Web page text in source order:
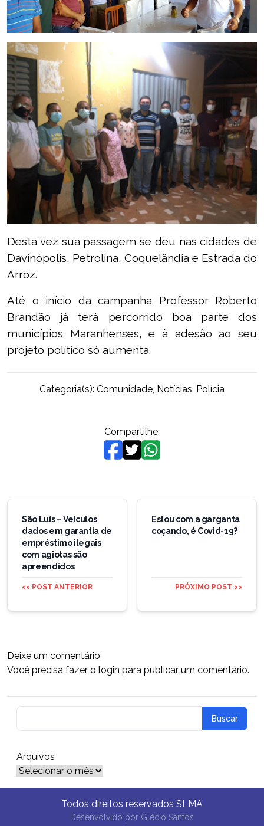
Desta vez sua passagem se deu nas cidades de
Davinópolis, Petrolina, Coquelândia e Estrada do
Arroz.
Até o início da campanha Professor Roberto
Brandão já terá percorrido boa parte dos
municípios Maranhenses, e à adesão ao seu
projeto político só aumenta.
Categoria(s): Comunidade, Notícias, Polícia
Compartilhe:
Navegação
Post
São Luís – Veículos
dados em garantia de
empréstimo ilegais
com agiotas são
apreendidos
<< POST ANTERIOR
Estou com a garganta
coçando, é Covid-19?
PRÓXIMO POST >>
Deixe um comentário
Você precisa fazer o login para publicar um comentário.
Arquivos
Arquivos
Todos direitos reservados SLMA
Desenvolvido por Glécio Santos